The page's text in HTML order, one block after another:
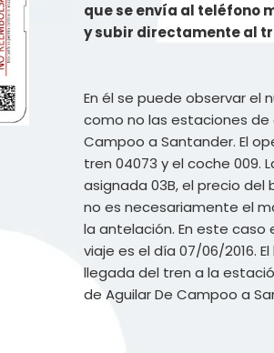
que se envía al teléfono
y subir directamente al
En él se puede observar el
como no las estaciones de
Campoo a Santander. El
tren 04073 y el coche 009.
asignada 03B, el precio
no es necesariamente el
la antelación. En este caso
viaje es el día 07/06/2016.
llegada del tren a la
de Aguilar De Campoo a